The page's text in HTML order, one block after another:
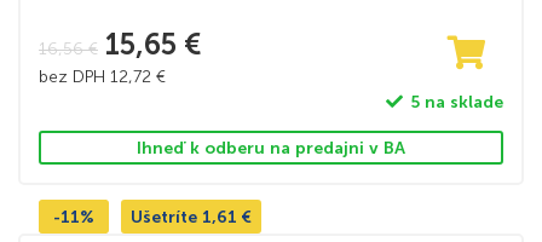
16,56€ 15,65 €
bez DPH 12,72 €
5 na sklade
Ihneď k odberu na predajni v BA
-11% Ušetríte 1,61 €